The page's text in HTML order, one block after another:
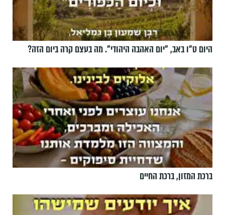
היום ט"ו באב, ”יום האהבה היהודי". מה בעצם קרה ביום הזה?
ברכת המזון, ברכת החיים